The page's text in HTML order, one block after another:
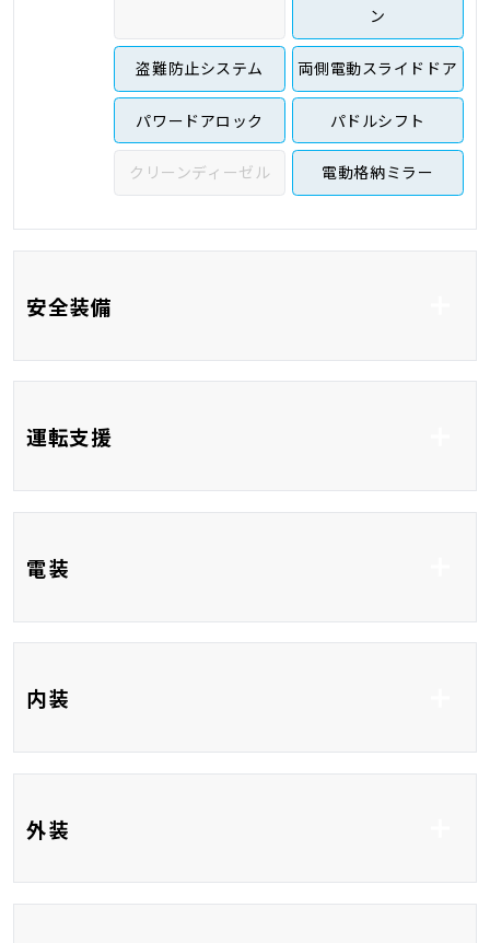
ン
盗難防止システム 両側電動スライドドア
パワードアロック パドルシフト
クリーンディーゼル 電動格納ミラー
安全装備
テム
運転支援
レーンアシスト
電装
Bluetooth接続 USB入力端子
内装
外装